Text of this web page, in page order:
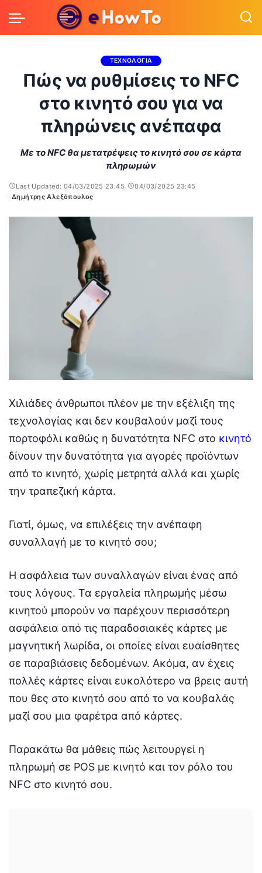
ΤΕΧΝΟΛΟΓΙΑ
Πώς να ρυθμίσεις το NFC
στο κινητό σου για να
πληρώνεις ανέπαφα
Με το NFC θα μετατρέψεις το κινητό σου σε κάρτα
πληρωμών
Last Updated: 04/03/2025 23:45
04/03/2025 23:45
Posted
Δημήτρης Αλεξόπουλος
Χιλιάδες άνθρωποι πλέον με την εξέλιξη της
τεχνολογίας και δεν κουβαλούν μαζί τους
πορτοφόλι καθώς η δυνατότητα NFC στο κινητό
δίνουν την δυνατότητα για αγορές προϊόντων
από το κινητό, χωρίς μετρητά αλλά και χωρίς
την τραπεζική κάρτα.
Γιατί, όμως, να επιλέξεις την ανέπαφη
συναλλαγή με το κινητό σου;
Η ασφάλεια των συναλλαγών είναι ένας από
τους λόγους. Τα εργαλεία πληρωμής μέσω
κινητού μπορούν να παρέχουν περισσότερη
ασφάλεια από τις παραδοσιακές κάρτες με
μαγνητική λωρίδα, οι οποίες είναι ευαίσθητες
σε παραβιάσεις δεδομένων. Ακόμα, αν έχεις
πολλές κάρτες είναι ευκολότερο να βρεις αυτή
που θες στο κινητό σου από το να κουβαλάς
μαζί σου μια φαρέτρα από κάρτες.
Παρακάτω θα μάθεις πώς λειτουργεί η
πληρωμή σε POS με κινητό και τον ρόλο του
NFC στο κινητό σου.